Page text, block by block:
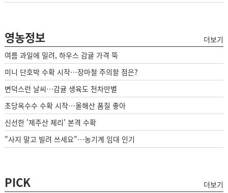
영농정보
더보기
여름 과일에 밀려, 하우스 감귤 가격 뚝
미니 단호박 수확 시작…장마철 주의할 점은?
변덕스런 날씨…감귤 생육도 천차만별
초당옥수수 수확 시작…올해산 품질 좋아
신선한 '제주산 체리' 본격 수확
"사지 말고 빌려 쓰세요"…농기계 임대 인기
PICK
더보기